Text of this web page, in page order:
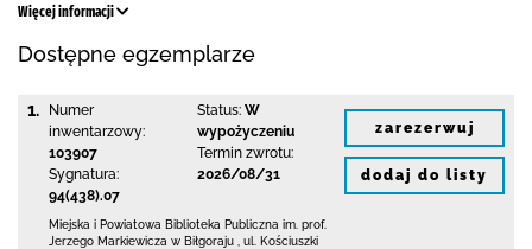
Więcej informacji
Dostępne egzemplarze
1.
Numer
inwentarzowy:
103907
Sygnatura:
94(438).07
Status: W
wypożyczeniu
Termin zwrotu:
2026/08/31
Miejska i Powiatowa Biblioteka Publiczna im. prof.
Jerzego Markiewicza w Biłgoraju
ul. Kościuszki
zarezerwuj
dodaj do listy